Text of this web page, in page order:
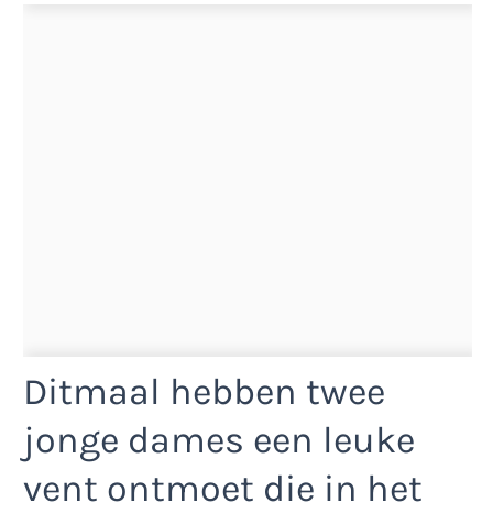
Ditmaal hebben twee
jonge dames een leuke
vent ontmoet die in het